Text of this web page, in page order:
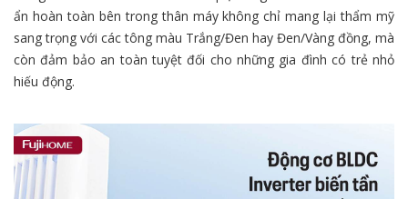
ẩn hoàn toàn bên trong thân máy không chỉ mang lại thẩm mỹ
sang trọng với các tông màu Trắng/Đen hay Đen/Vàng đồng, mà
còn đảm bảo an toàn tuyệt đối cho những gia đình có trẻ nhỏ
hiếu động.